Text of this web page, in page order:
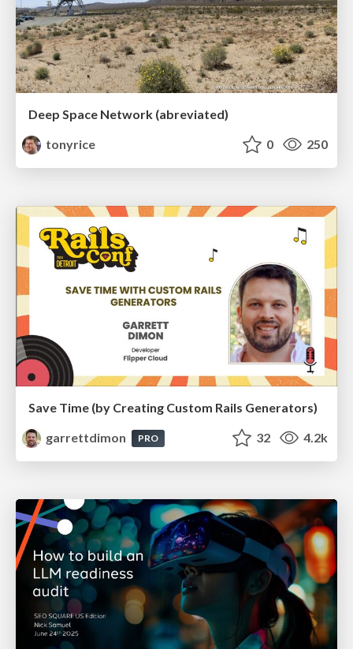
Deep Space Network (abreviated)
tonyrice
0 250
Save Time (by Creating Custom Rails Generators)
garrettdimon
PRO 32 4.2k